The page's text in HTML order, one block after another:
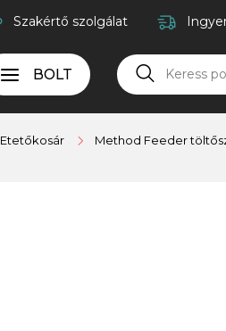
Szakértő szolgálat
BOLT
Etetőkosár Method Feeder